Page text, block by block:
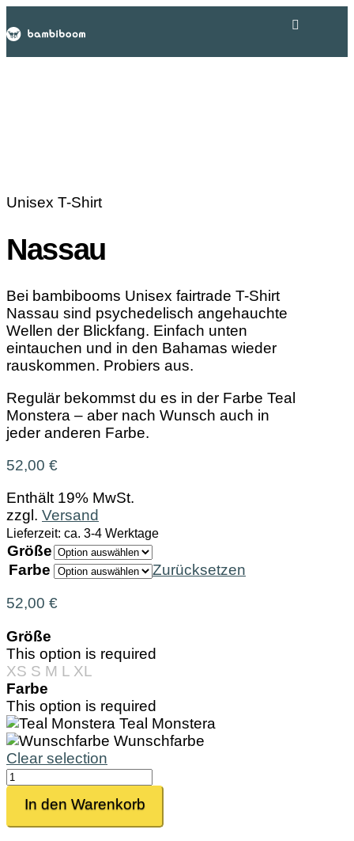
Unisex T-Shirt
Nassau
Bei bambibooms Unisex fairtrade T-Shirt
Nassau sind psychedelisch angehauchte
Wellen der Blickfang. Einfach unten
eintauchen und in den Bahamas wieder
rauskommen. Probiers aus.
Regulär bekommst du es in der Farbe Teal
Monstera – aber nach Wunsch auch in
jeder anderen Farbe.
52,00 €
Enthält 19% MwSt.
zzgl. Versand
Lieferzeit: ca. 3-4 Werktage
Größe
Farbe
Zurücksetzen
52,00 €
Größe
This option is required
XS S M L XL
Farbe
This option is required
Teal Monstera
Wunschfarbe
Clear selection
Nassau
Menge
In den Warenkorb